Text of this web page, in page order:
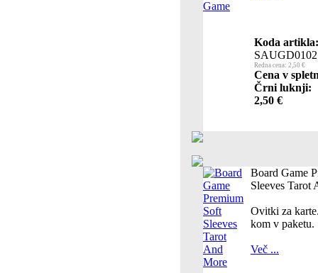
Koda artikla:
Redna cena: 2,50 €
Cena v
Črni luknji:
2,50 €
Board Game
Sleeves Tarot
Ovitki za
kom v paketu.
Več ...